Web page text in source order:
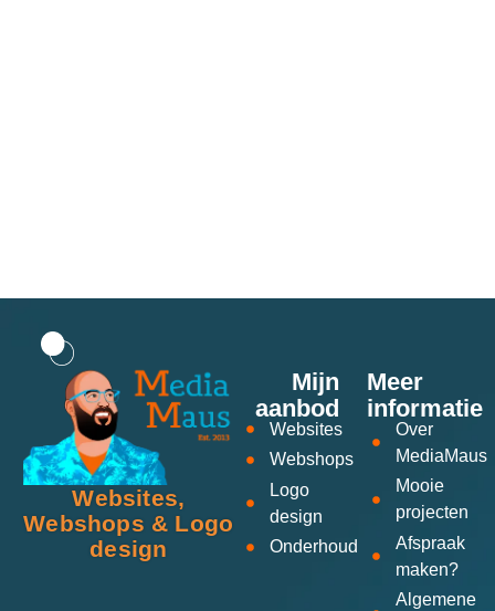
Websites,
Webshops & Logo
design
Mijn
aanbod
Websites
Webshops
Logo
design
Onderhoud
Meer
informatie
Over
MediaMaus
Mooie
projecten
Afspraak
maken?
Algemene